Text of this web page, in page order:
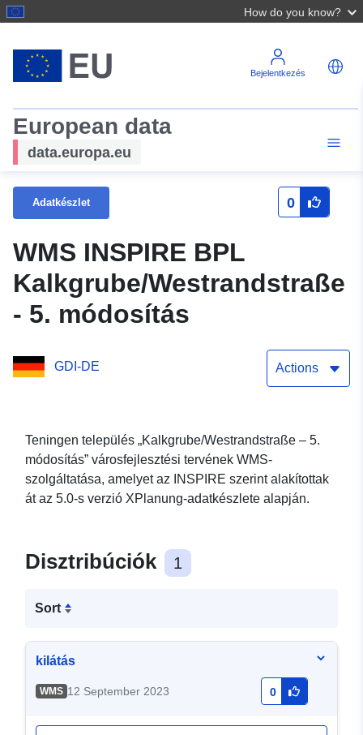
How do you know?
Bejelentkezés
European data
data.europa.eu
Adatkészlet 0
WMS INSPIRE BPL
Kalkgrube/Westrandstraße
- 5. módosítás
GDI-DE Actions
Teningen település „Kalkgrube/Westrandstraße – 5.
módosítás” városfejlesztési tervének WMS-
szolgáltatása, amelyet az INSPIRE szerint alakítottak
át az 5.0-s verzió XPlanung-adatkészlete alapján.
Disztribúciók 1
Sort
kilátás
WMS 12 September 2023 0